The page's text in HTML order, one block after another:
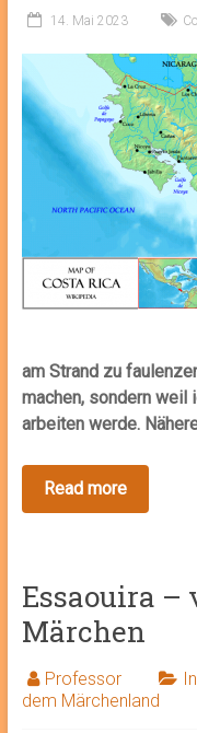
14. Mai 2023
am Strand zu
machen, sondern weil
arbeiten werde.
Essaouira –
Märchen
Professor
dem Märchenland